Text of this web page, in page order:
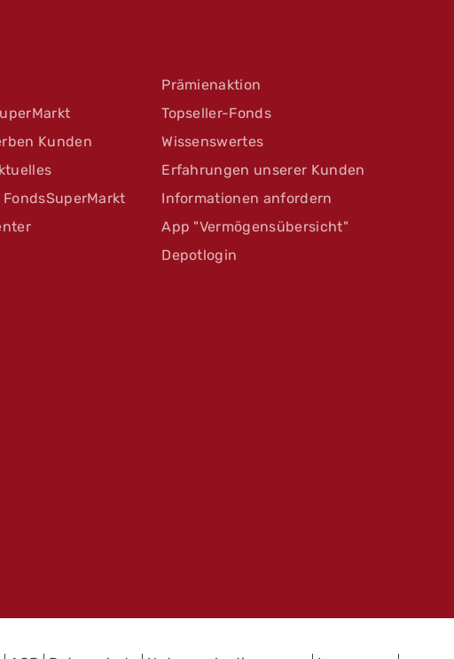
Prämienaktion
Topseller-Fonds
Kunden
Wissenswertes
Erfahrungen unserer Kunden
Informationen anfordern
App "Vermögensübersicht"
Depotlogin